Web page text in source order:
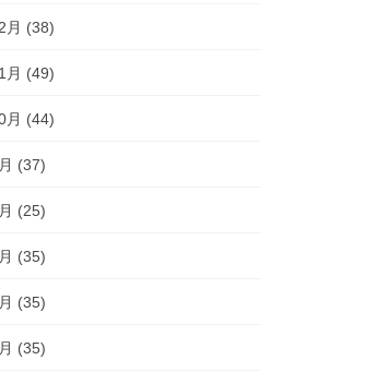
月 (38)
月 (49)
月 (44)
(37)
(25)
(35)
(35)
(35)